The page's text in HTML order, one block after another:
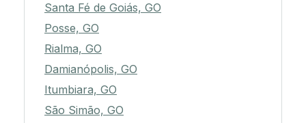
Santa Fé de Goiás, GO
Posse, GO
Rialma, GO
Damianópolis, GO
Itumbiara, GO
São Simão, GO